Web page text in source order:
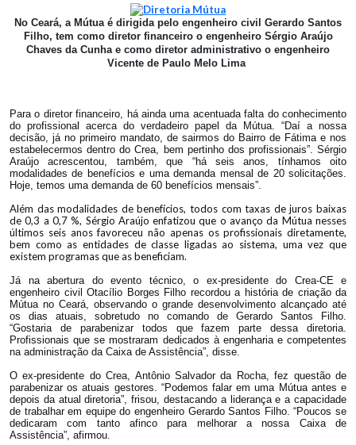
No Ceará, a Mútua é dirigida pelo engenheiro civil Gerardo Santos
Filho, tem como diretor financeiro o engenheiro Sérgio Araújo
Chaves da Cunha e como diretor administrativo o engenheiro
Vicente de Paulo Melo Lima
Para o diretor financeiro, há ainda uma acentuada falta do conhecimento
do profissional acerca do verdadeiro papel da Mútua. “Daí a nossa
decisão, já no primeiro mandato, de sairmos do Bairro de Fátima e nos
estabelecermos dentro do Crea, bem pertinho dos profissionais”. Sérgio
Araújo acrescentou, também, que “há seis anos, tínhamos oito
modalidades de benefícios e uma demanda mensal de 20 solicitações.
Hoje, temos uma demanda de 60 benefícios mensais”.
Além das modalidades de benefícios, todos com taxas de juros baixas
de 0,3 a 0,7 %, Sérgio Araújo enfatizou que o avanço da Mútua nesses
últimos seis anos favoreceu não apenas os profissionais diretamente,
bem como as entidades de classe ligadas ao sistema, uma vez que
existem programas que as beneficiam.
Já na abertura do evento técnico, o ex-presidente do Crea-CE e
engenheiro civil Otacílio Borges Filho recordou a história de criação da
Mútua no Ceará, observando o grande desenvolvimento alcançado até
os dias atuais, sobretudo no comando de Gerardo Santos Filho.
“Gostaria de parabenizar todos que fazem parte dessa diretoria.
Profissionais que se mostraram dedicados à engenharia e competentes
na administração da Caixa de Assistência”, disse.
O ex-presidente do Crea, Antônio Salvador da Rocha, fez questão de
parabenizar os atuais gestores. “Podemos falar em uma Mútua antes e
depois da atual diretoria”, frisou, destacando a liderança e a capacidade
de trabalhar em equipe do engenheiro Gerardo Santos Filho. “Poucos se
dedicaram com tanto afinco para melhorar a nossa Caixa de
Assistência”, afirmou.